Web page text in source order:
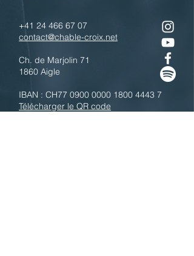
+41 24 466 67 07
contact@chable-croix.net
Ch. de Marjolin 71
1860 Aigle
IBAN : CH77 0900 0000 1800 4443 7
Télécharger le QR code